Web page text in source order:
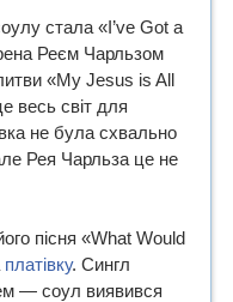
стала «I’ve Got a
Реєм Чарльзом
«My Jesus is All
весь світ для
не була схвально
Рея Чарльза це не
пісня «What Would
платівку. Сингл
— соул виявився